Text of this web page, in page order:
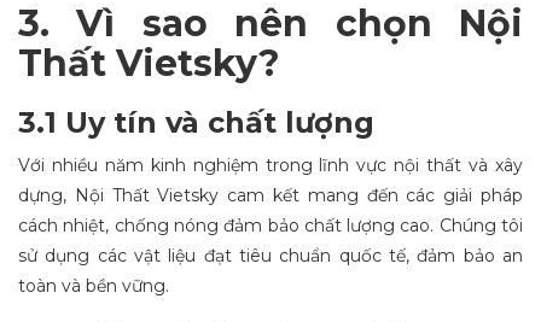
3. Vì sao nên chọn Nội
Thất Vietsky?
3.1 Uy tín và chất lượng
Với nhiều năm kinh nghiệm trong lĩnh vực nội thất và xây
dựng, Nội Thất Vietsky cam kết mang đến các giải pháp
cách nhiệt, chống nóng đảm bảo chất lượng cao. Chúng tôi
sử dụng các vật liệu đạt tiêu chuẩn quốc tế, đảm bảo an
toàn và bền vững.